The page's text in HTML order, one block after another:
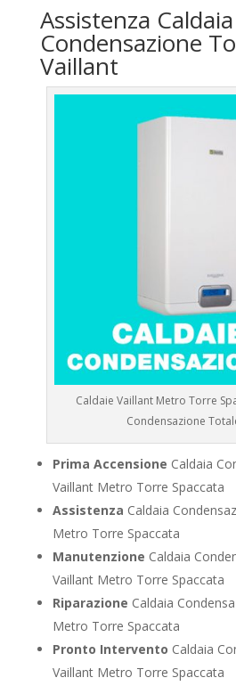
Assistenza Caldaia
Condensazione
Vaillant
Caldaie Vaillant Metro Torre
Condensazione
Prima Accensione Caldaia
Vaillant Metro Torre Spaccata
Assistenza Caldaia
Metro Torre Spaccata
Manutenzione Caldaia
Vaillant Metro Torre Spaccata
Riparazione Caldaia
Metro Torre Spaccata
Pronto Intervento Caldaia
Vaillant Metro Torre Spaccata